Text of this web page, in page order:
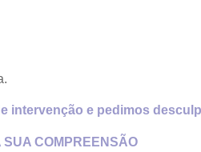
intervenção e pedimos
COMPREENSÃO